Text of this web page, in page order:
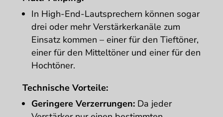
In High-End-Lautsprechern können sogar
drei oder mehr Verstärkerkanäle zum
Einsatz kommen – einer für den Tieftöner,
einer für den Mitteltöner und einer für den
Hochtöner.
Technische Vorteile:
Geringere Verzerrungen:Da jeder